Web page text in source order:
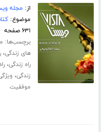
از: مجله
موضوع:
۶۳۱ صفحه
برچسب‌ها:
های زندگی،
راه زندگی،
زندگی،
موفقیت